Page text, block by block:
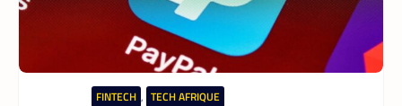
FINTECH , TECH AFRIQUE